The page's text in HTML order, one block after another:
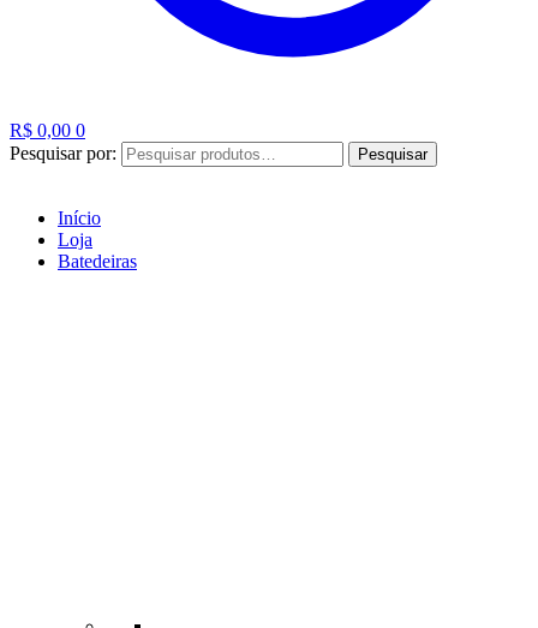
R$ 0,00 0
Pesquisar por:
Pesquisar
Início
Loja
Batedeiras